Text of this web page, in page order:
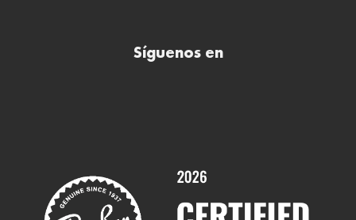
Comprar gafas de sol online
Síguenos en